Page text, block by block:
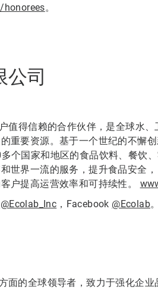
。
公司
值得信赖的合作伙伴，是全球水
重要资源。基于一个世纪的不懈
个国家和地区的食品饮料、餐饮
世界一流的服务，提升食品安全
户提高运营效率和可持续性。
@Ecolab_Inc ，Facebook @Ecolab。
面的全球领导者，致力于强化企业